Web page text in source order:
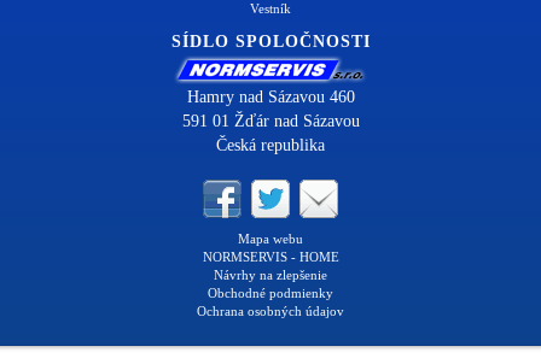
Vestník
SÍDLO SPOLOČNOSTI
Hamry nad Sázavou 460
591 01 Žďár nad Sázavou
Česká republika
Mapa webu
NORMSERVIS - HOME
Návrhy na zlepšenie
Obchodné podmienky
Ochrana osobných údajov